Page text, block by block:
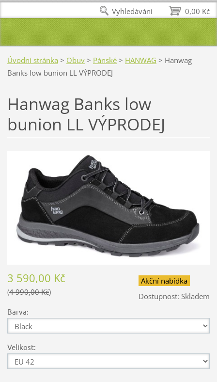
Úvodní stránka > Obuv > Pánské > HANWAG > Hanwag
Banks low bunion LL VÝPRODEJ
Hanwag Banks low
bunion LL VÝPRODEJ
Akční nabídka
Dostupnost: Skladem
3 590,00 Kč
4 990,00 Kč
Barva:
Velikost:
0,00 Kč
Vyhledávání